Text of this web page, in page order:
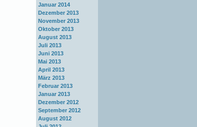
Januar 2014
Dezember 2013
November 2013
Oktober 2013
August 2013
Juli 2013
Juni 2013
Mai 2013
April 2013
März 2013
Februar 2013
Januar 2013
Dezember 2012
September 2012
August 2012